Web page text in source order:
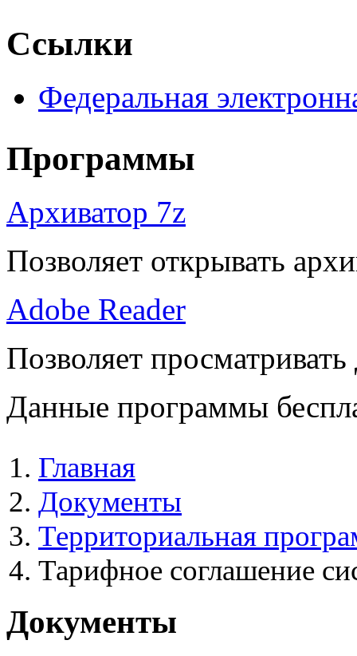
Ссылки
Федеральная
Программы
Архиватор 7z
Позволяет открывать
Adobe Reader
Позволяет
Данные программы
Главная
Документы
Территориальная
Тарифное соглашение
Документы